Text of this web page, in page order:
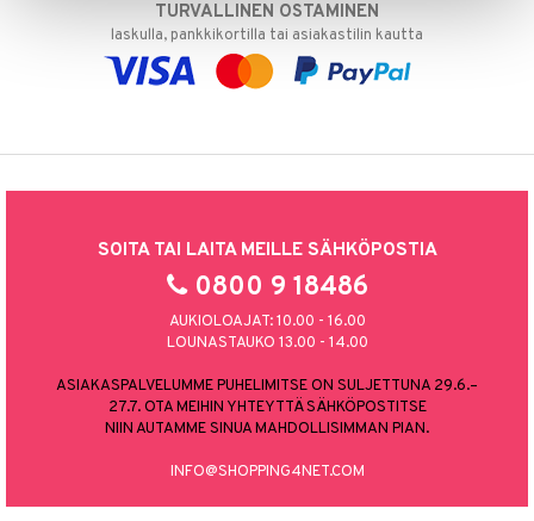
TURVALLINEN OSTAMINEN
laskulla, pankkikortilla tai asiakastilin kautta
SOITA TAI LAITA MEILLE SÄHKÖPOSTIA
0800 9 18486
AUKIOLOAJAT: 10.00 - 16.00
LOUNASTAUKO 13.00 - 14.00
ASIAKASPALVELUMME PUHELIMITSE ON SULJETTUNA 29.6.–
27.7. OTA MEIHIN YHTEYTTÄ SÄHKÖPOSTITSE
NIIN AUTAMME SINUA MAHDOLLISIMMAN PIAN.
INFO@SHOPPING4NET.COM